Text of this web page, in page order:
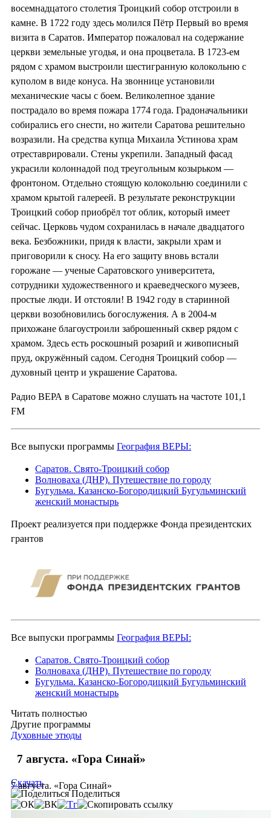
восемнадцатого столетия Троицкий собор отстроили в
камне. В 1722 году здесь молился Пётр Первый во время
визита в Саратов. Император пожаловал на содержание
церкви земельные угодья, и она процветала. В 1723-ем
рядом с храмом выстроили шестигранную колокольню с
куполом в виде конуса. На звоннице установили
механические часы с боем. Великолепное здание
пострадало во время пожара 1774 года. Градоначальники
собирались его снести, но жители Саратова решительно
возразили. На средства купца Михаила Устинова храм
отреставрировали. Стены укрепили. Западный фасад
украсили колоннадой под треугольным козырьком —
фронтоном. Отдельно стоящую колокольню соединили с
храмом крытой галереей. В результате реконструкции
Троицкий собор приобрёл тот облик, который имеет
сейчас. Церковь чудом сохранилась в начале двадцатого
века. Безбожники, придя к власти, закрыли храм и
приговорили к сносу. На его защиту вновь встали
горожане — ученые Саратовского университета,
сотрудники художественного и краеведческого музеев,
простые люди. И отстояли! В 1942 году в старинной
церкви возобновились богослужения. А в 2004-м
прихожане благоустроили заброшенный сквер рядом с
храмом. Здесь есть роскошный розарий и живописный
пруд, окружённый садом. Сегодня Троицкий собор —
духовный центр и украшение Саратова.
Радио ВЕРА в Саратове можно слушать на частоте 101,1
FM
Все выпуски программы География ВЕРЫ:
Саратов. Свято-Троицкий собор
Волноваха (ДНР). Путешествие по городу
Бугульма. Казанско-Богородицкий Бугульминский
женский монастырь
Проект реализуется при поддержке Фонда президентских
грантов
Все выпуски программы География ВЕРЫ:
Саратов. Свято-Троицкий собор
Волноваха (ДНР). Путешествие по городу
Бугульма. Казанско-Богородицкий Бугульминский
женский монастырь
Читать полностью
Другие программы
Духовные этюды
7 августа. «Гора Синай»
7 августа. «Гора Синай»
Скачать
Поделиться